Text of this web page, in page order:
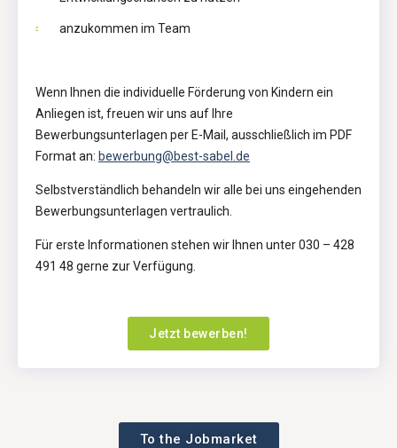
anzukommen im Team
Wenn Ihnen die individuelle Förderung von Kindern ein
Anliegen ist, freuen wir uns auf Ihre
Bewerbungsunterlagen per E-Mail, ausschließlich im PDF
Format an: bewerbung@best-sabel.de
Selbstverständlich behandeln wir alle bei uns eingehenden
Bewerbungsunterlagen vertraulich.
Für erste Informationen stehen wir Ihnen unter 030 – 428
491 48 gerne zur Verfügung.
Jetzt bewerben!
To the Jobmarket